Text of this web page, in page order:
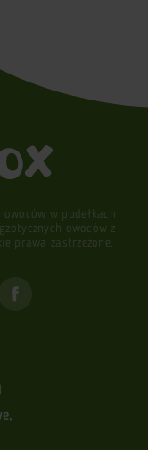
w pudełkach
owoców z
prawa zastrzeżone.